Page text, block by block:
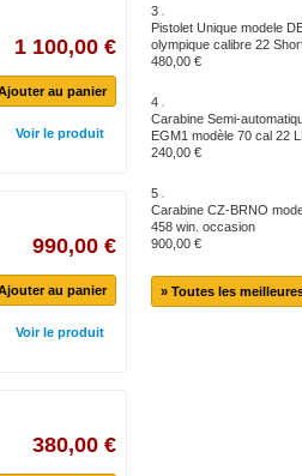
1 100,00 €
au panier
Voir le produit
990,00 €
au panier
Voir le produit
380,00 €
3
Pistolet Unique modele
olympique calibre 22
480,00 €
4
Carabine Semi-
EGM1 modèle 70 cal 22
240,00 €
5
Carabine CZ-BRNO
458 win. occasion
900,00 €
» Toutes les